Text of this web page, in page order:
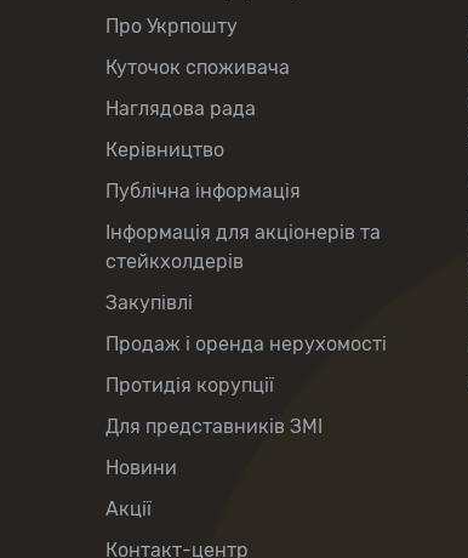
Про Укрпошту
Куточок споживача
Наглядова рада
Керівництво
Публічна інформація
Інформація для акціонерів та
стейкхолдерів
Закупівлі
Продаж і оренда нерухомості
Протидія корупції
Для представників ЗМІ
Новини
Акції
Контакт-центр